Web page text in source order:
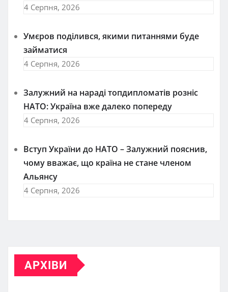
4 Серпня, 2026
Умєров поділився, якими питаннями буде
займатися
4 Серпня, 2026
Залужний на нараді топдипломатів розніс
НАТО: Україна вже далеко попереду
4 Серпня, 2026
Вступ України до НАТО – Залужний пояснив,
чому вважає, що країна не стане членом
Альянсу
4 Серпня, 2026
АРХІВИ